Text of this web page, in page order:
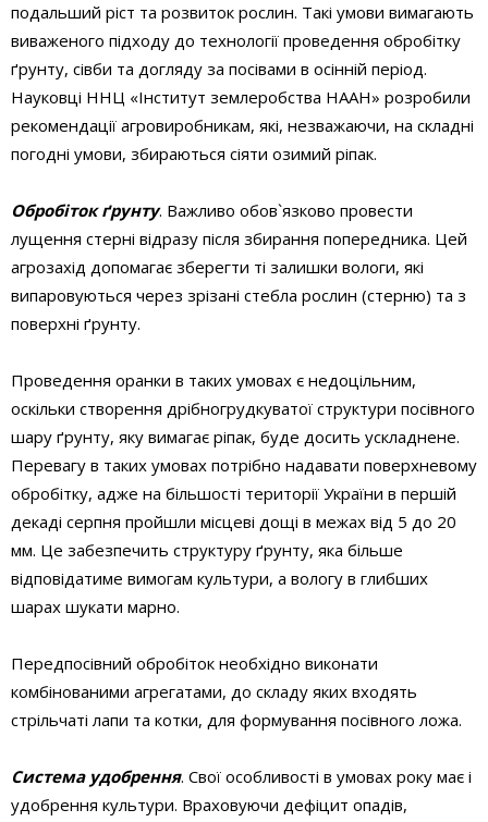
подальший ріст та розвиток рослин. Такі умови вимагають
виваженого підходу до технології проведення обробітку
ґрунту, сівби та догляду за посівами в осінній період.
Науковці ННЦ «Інститут землеробства НААН» розробили
рекомендації агровиробникам, які, незважаючи, на складні
погодні умови, збираються сіяти озимий ріпак.
Обробіток ґрунту. Важливо обов`язково провести
лущення стерні відразу після збирання попередника. Цей
агрозахід допомагає зберегти ті залишки вологи, які
випаровуються через зрізані стебла рослин (стерню) та з
поверхні ґрунту.
Проведення оранки в таких умовах є недоцільним,
оскільки створення дрібногрудкуватої структури посівного
шару ґрунту, яку вимагає ріпак, буде досить ускладнене.
Перевагу в таких умовах потрібно надавати поверхневому
обробітку, адже на більшості території України в першій
декаді серпня пройшли місцеві дощі в межах від 5 до 20
мм. Це забезпечить структуру ґрунту, яка більше
відповідатиме вимогам культури, а вологу в глибших
шарах шукати марно.
Передпосівний обробіток необхідно виконати
комбінованими агрегатами, до складу яких входять
стрільчаті лапи та котки, для формування посівного ложа.
Система удобрення. Свої особливості в умовах року має і
удобрення культури. Враховуючи дефіцит опадів,